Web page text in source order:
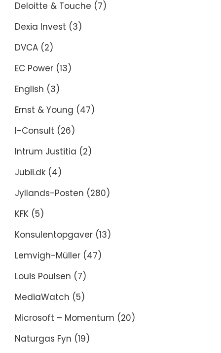
Deloitte & Touche (7)
Dexia Invest (3)
DVCA (2)
EC Power (13)
English (3)
Ernst & Young (47)
I-Consult (26)
Intrum Justitia (2)
Jubii.dk (4)
Jyllands-Posten (280)
KFK (5)
Konsulentopgaver (13)
Lemvigh-Müller (47)
Louis Poulsen (7)
MediaWatch (5)
Microsoft – Momentum (20)
Naturgas Fyn (19)